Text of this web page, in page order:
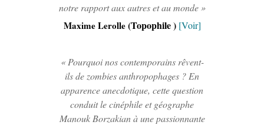
notre rapport aux autres et au monde »
Maxime Lerolle(Topophile ) [Voir]
« Pourquoi nos contemporains rêvent-
ils de zombies anthropophages ? En
apparence anecdotique, cette question
conduit le cinéphile et géographe
Manouk Borzakian à une passionnante